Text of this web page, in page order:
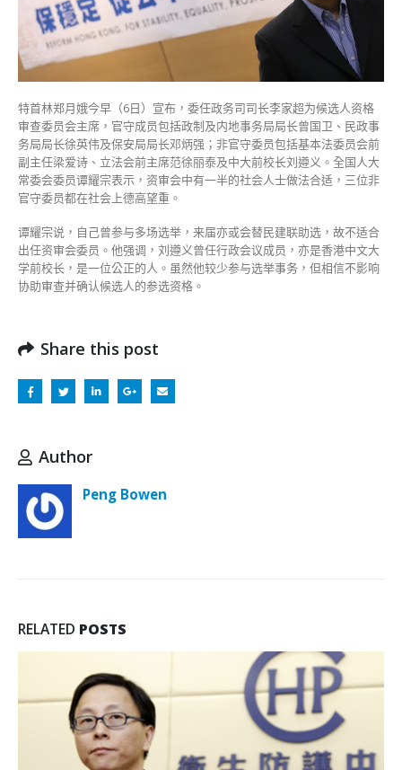
自
或
助
选
不
适
合
3
非
守
成
员
德
特首林郑月娥今早（6日）宣布，委任政务司司长李家超为候选人资格
审查委员会主席，官守成员包括政制及内地事务局局长曾国卫、民政事
务局局长徐英伟及保安局局长邓炳强；非官守委员包括基本法委员会前
副主任梁爱诗、立法会前主席范徐丽泰及中大前校长刘遵义。全国人大
常委会委员谭耀宗表示，资审会中有一半的社会人士做法合适，三位非
官守委员都在社会上德高望重。
谭耀宗说，自己曾参与多场选举，来届亦或会替民建联助选，故不适合
出任资审会委员。他强调，刘遵义曾任行政会议成员，亦是香港中文大
学前校长，是一位公正的人。虽然他较少参与选举事务，但相信不影响
协助审查并确认候选人的参选资格。
Share this post
Author
Peng Bowen
RELATED POSTS